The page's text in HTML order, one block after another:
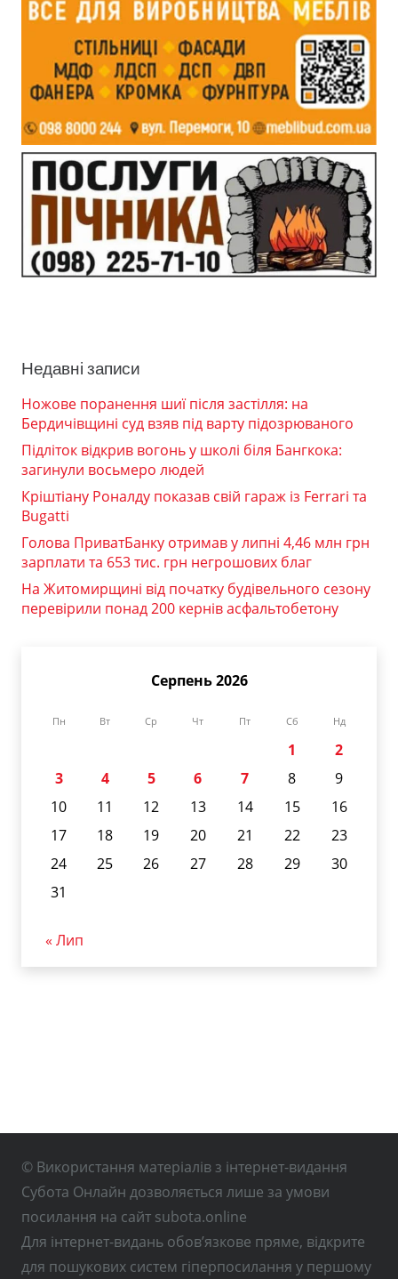
Недавні записи
Ножове поранення шиї після застілля: на
Бердичівщині суд взяв під варту підозрюваного
Підліток відкрив вогонь у школі біля Бангкока:
загинули восьмеро людей
Кріштіану Роналду показав свій гараж із Ferrari та
Bugatti
Голова ПриватБанку отримав у липні 4,46 млн грн
зарплати та 653 тис. грн негрошових благ
На Житомирщині від початку будівельного сезону
перевірили понад 200 кернів асфальтобетону
Серпень 2026
Пн Вт Ср Чт Пт Сб Нд
1
2
3
4 5 6 7 8
9
10
11 12 13 14 15
16
17
18 19 20 21 22
23
24
25 26 27 28 29
30
31
« Лип
© Використання матеріалів з інтернет-видання
Субота Онлайн дозволяється лише за умови
посилання на сайт subota.online
Для інтернет-видань обов’язкове пряме, відкрите
для пошукових систем гіперпосилання у першому